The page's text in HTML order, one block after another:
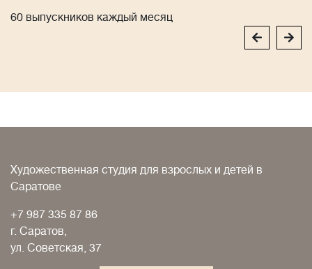
60 выпускников каждый месяц
Художественная студия для взрослых и детей в
Саратове
+7 987 335 87 86
г. Саратов,
ул. Советская, 37